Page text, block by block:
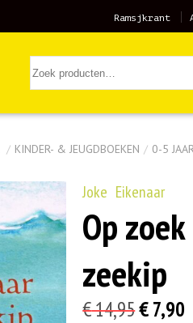
Ramsjkrant
/ KINDER- & JEUGDBOEKEN / 0-5
Joke Eikenaar
Op
zeekip
€14,95€7,90